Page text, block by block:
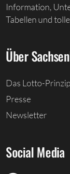
Information,
Tabellen und
Über
Das Lotto-Prinzip
Presse
Newsletter
Social Media